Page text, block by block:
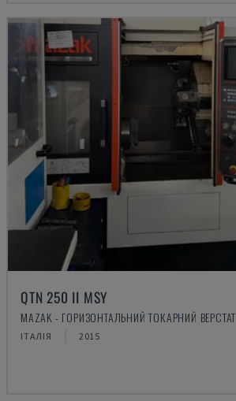
QTN 250 II MSY
MAZAK - ГОРИЗОНТАЛЬНИЙ ТОКАРНИЙ ВЕРСТАТ
ІТАЛІЯ 2015